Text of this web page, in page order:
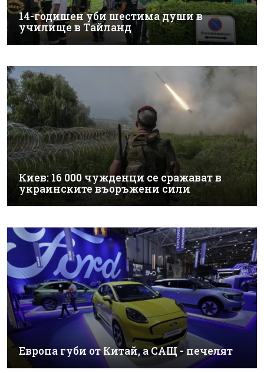
14-годишен уби шестима души в
училище в Тайланд
Киев: 16 000 чужденци се сражават в
украинските въоръжени сили
Европа губи от Китай, а САЩ - печелят